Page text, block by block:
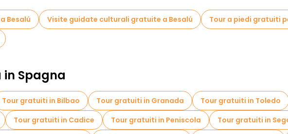
Besalú Visite guidate culturali gratuite a Besalú
Tour a piedi gratuiti
Spagna
Tour gratuiti in Bilbao Tour gratuiti in Granada
Tour gratuiti in Toledo
Tour gratuiti in Cadice Tour gratuiti in Peniscola
Tour gratuiti in